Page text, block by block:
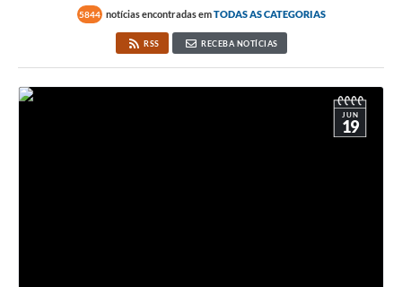
Publicações
5844 notícias encontradas emTODAS AS CATEGORIAS
RSS RECEBA NOTÍCIAS
JUN
19